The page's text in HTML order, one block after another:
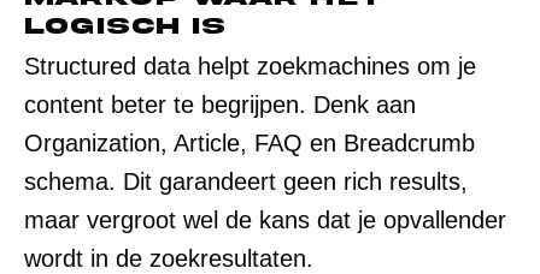
logisch is
Structured data helpt zoekmachines om je
content beter te begrijpen. Denk aan
Organization, Article, FAQ en Breadcrumb
schema. Dit garandeert geen rich results,
maar vergroot wel de kans dat je opvallender
wordt in de zoekresultaten.